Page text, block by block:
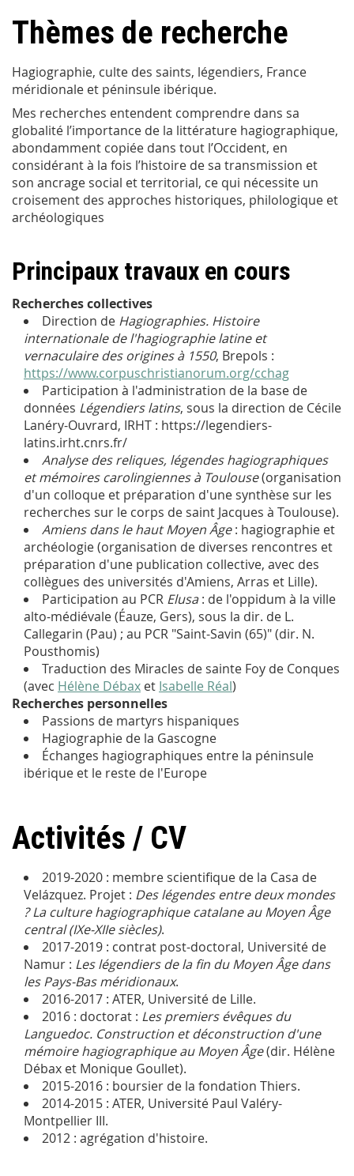
Thèmes de recherche
Hagiographie, culte des saints, légendiers, France
méridionale et péninsule ibérique.
Mes recherches entendent comprendre dans sa
globalité l’importance de la littérature hagiographique,
abondamment copiée dans tout l’Occident, en
considérant à la fois l’histoire de sa transmission et
son ancrage social et territorial, ce qui nécessite un
croisement des approches historiques, philologique et
archéologiques
Principaux travaux en cours
Recherches collectives
Direction de Hagiographies. Histoire
internationale de l'hagiographie latine et
vernaculaire des origines à 1550, Brepols :
https://www.corpuschristianorum.org/cchag
Participation à l'administration de la base de
données Légendiers latins, sous la direction de Cécile
Lanéry-Ouvrard, IRHT : https://legendiers-
latins.irht.cnrs.fr/
Analyse des reliques, légendes hagiographiques
et mémoires carolingiennes à Toulouse(organisation
d'un colloque et préparation d'une synthèse sur les
recherches sur le corps de saint Jacques à Toulouse).
Amiens dans le haut Moyen Âge: hagiographie et
archéologie (organisation de diverses rencontres et
préparation d'une publication collective, avec des
collègues des universités d'Amiens, Arras et Lille).
Participation au PCR Elusa: de l'oppidum à la ville
alto-médiévale (Éauze, Gers), sous la dir. de L.
Callegarin (Pau) ; au PCR "Saint-Savin (65)" (dir. N.
Pousthomis)
Traduction des Miracles de sainte Foy de Conques
(avec Hélène Débax et Isabelle Réal)
Recherches personnelles
Passions de martyrs hispaniques
Hagiographie de la Gascogne
Échanges hagiographiques entre la péninsule
ibérique et le reste de l'Europe
Activités / CV
2019-2020 : membre scientifique de la Casa de
Velázquez. Projet : Des légendes entre deux mondes
? La culture hagiographique catalane au Moyen Âge
central (IXe-XIIe siècles).
2017-2019 : contrat post-doctoral, Université de
Namur : Les légendiers de la fin du Moyen Âge dans
les Pays-Bas méridionaux.
2016-2017 : ATER, Université de Lille.
2016 : doctorat : Les premiers évêques du
Languedoc. Construction et déconstruction d'une
mémoire hagiographique au Moyen Âge(dir. Hélène
Débax et Monique Goullet).
2015-2016 : boursier de la fondation Thiers.
2014-2015 : ATER, Université Paul Valéry-
Montpellier III.
2012 : agrégation d'histoire.